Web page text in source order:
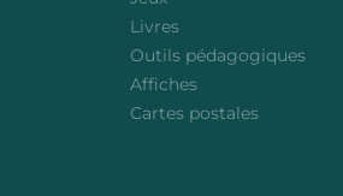
Livres
Outils pédagogiques
Affiches
Cartes postales